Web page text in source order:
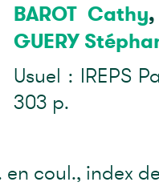
BAROT Cathy
GUERY
Usuel : IREPS
303 p.
en coul., index